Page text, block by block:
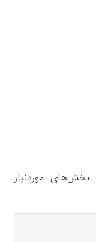
بخش‌های موردنیاز